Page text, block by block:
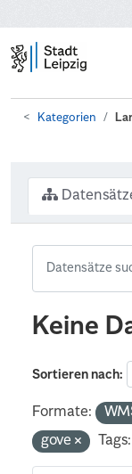
Kategorien
Keine
Sortieren nach
Formate:
gove
Tags: